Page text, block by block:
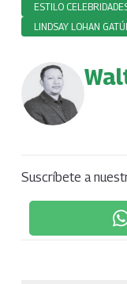
ESTILO
LINDSAY LOHAN
Suscríbete a